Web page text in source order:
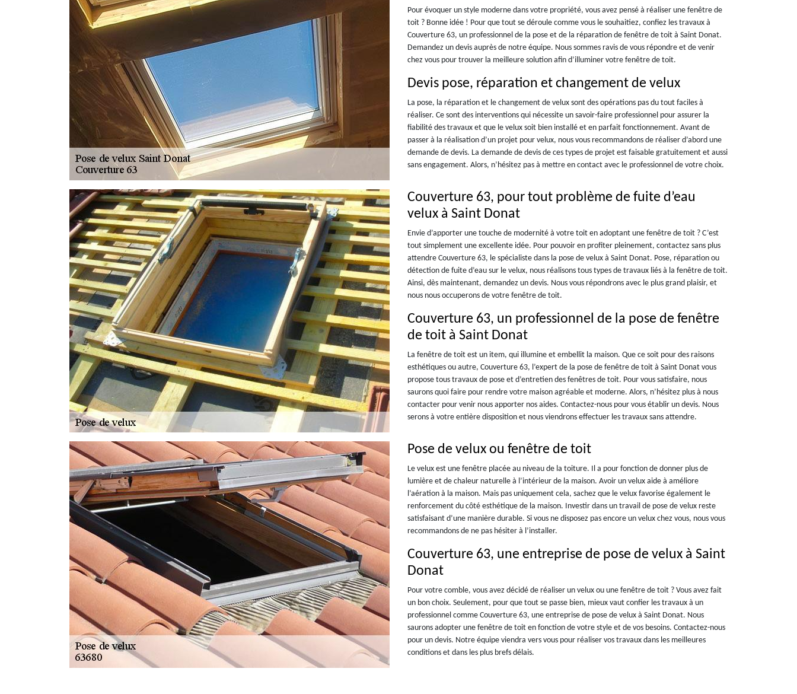
Pour évoquer un style moderne dans votre propriété, vous avez pensé à réaliser une fenêtre de
toit ? Bonne idée ! Pour que tout se déroule comme vous le souhaitiez, confiez les travaux à
Couverture 63, un professionnel de la pose et de la réparation de fenêtre de toit à Saint Donat.
Demandez un devis auprès de notre équipe. Nous sommes ravis de vous répondre et de venir
chez vous pour trouver la meilleure solution afin d’illuminer votre fenêtre de toit.
Devis pose, réparation et changement de velux
La pose, la réparation et le changement de velux sont des opérations pas du tout faciles à
réaliser. Ce sont des interventions qui nécessite un savoir-faire professionnel pour assurer la
fiabilité des travaux et que le velux soit bien installé et en parfait fonctionnement. Avant de
passer à la réalisation d’un projet pour velux, nous vous recommandons de réaliser d’abord une
demande de devis. La demande de devis de ces types de projet est faisable gratuitement et aussi
sans engagement. Alors, n’hésitez pas à mettre en contact avec le professionnel de votre choix.
Couverture 63, pour tout problème de fuite d’eau
velux à Saint Donat
Envie d’apporter une touche de modernité à votre toit en adoptant une fenêtre de toit ? C’est
tout simplement une excellente idée. Pour pouvoir en profiter pleinement, contactez sans plus
attendre Couverture 63, le spécialiste dans la pose de velux à Saint Donat. Pose, réparation ou
détection de fuite d’eau sur le velux, nous réalisons tous types de travaux liés à la fenêtre de toit.
Ainsi, dès maintenant, demandez un devis. Nous vous répondrons avec le plus grand plaisir, et
nous nous occuperons de votre fenêtre de toit.
Couverture 63, un professionnel de la pose de fenêtre
de toit à Saint Donat
La fenêtre de toit est un item, qui illumine et embellit la maison. Que ce soit pour des raisons
esthétiques ou autre, Couverture 63, l’expert de la pose de fenêtre de toit à Saint Donat vous
propose tous travaux de pose et d’entretien des fenêtres de toit. Pour vous satisfaire, nous
saurons quoi faire pour rendre votre maison agréable et moderne. Alors, n’hésitez plus à nous
contacter pour venir nous apporter nos aides. Contactez-nous pour vous établir un devis. Nous
serons à votre entière disposition et nous viendrons effectuer les travaux sans attendre.
Pose de velux ou fenêtre de toit
Le velux est une fenêtre placée au niveau de la toiture. Il a pour fonction de donner plus de
lumière et de chaleur naturelle à l’intérieur de la maison. Avoir un velux aide à améliore
l’aération à la maison. Mais pas uniquement cela, sachez que le velux favorise également le
renforcement du côté esthétique de la maison. Investir dans un travail de pose de velux reste
satisfaisant d’une manière durable. Si vous ne disposez pas encore un velux chez vous, nous vous
recommandons de ne pas hésiter à l’installer.
Couverture 63, une entreprise de pose de velux à Saint
Donat
Pour votre comble, vous avez décidé de réaliser un velux ou une fenêtre de toit ? Vous avez fait
un bon choix. Seulement, pour que tout se passe bien, mieux vaut confier les travaux à un
professionnel comme Couverture 63, une entreprise de pose de velux à Saint Donat. Nous
saurons adopter une fenêtre de toit en fonction de votre style et de vos besoins. Contactez-nous
pour un devis. Notre équipe viendra vers vous pour réaliser vos travaux dans les meilleures
conditions et dans les plus brefs délais.